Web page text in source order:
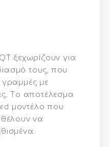
ξεχωρίζουν για
τους, που
γραμμές με
Το αποτέλεσμα
μοντέλο που
να